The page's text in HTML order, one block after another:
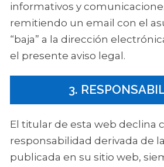
informativos y
remitiendo un email con el
“baja” a la dirección
el presente aviso legal.
3.
El titular de esta web declina
responsabilidad derivada de
publicada en su sitio web,